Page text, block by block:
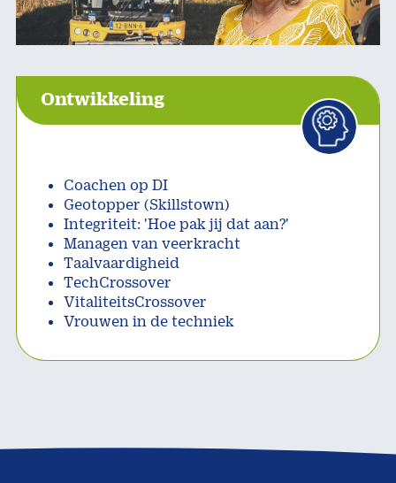
Ontwikkeling
Coachen op DI
Geotopper (Skillstown)
Integriteit: 'Hoe pak jij dat aan?'
Managen van veerkracht
Taalvaardigheid
TechCrossover
VitaliteitsCrossover
Vrouwen in de techniek